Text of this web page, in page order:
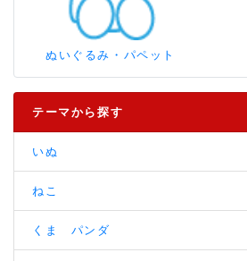
ぬいぐるみ・パペット
テーマから探す
いぬ
ねこ
くま パンダ